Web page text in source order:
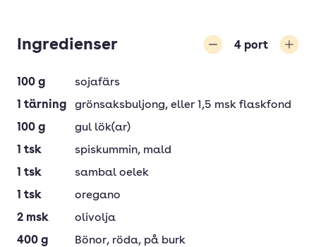
Ingredienser 4 port
100 g
sojafärs
1 tärning grönsaksbuljong, eller 1,5 msk flaskfond
100 g
gul lök(ar)
1 tsk spiskummin, mald
1 tsk
sambal oelek
1 tsk
oregano
2 msk
olivolja
400 g Bönor, röda, på burk